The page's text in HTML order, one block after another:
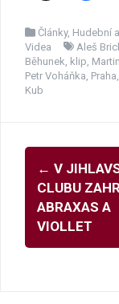
Články, Hudební
Videa
Aleš
Běhunek klip
Petr Voháňka Praha
Kub
Navigace
pro
příspěvky
← V
CLUBU
ABRAXAS A
VIOLLET